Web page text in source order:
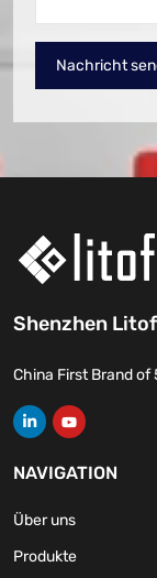
Nachricht
Shenzhen
China First Brand
NAVIGATION
Über uns
Produkte